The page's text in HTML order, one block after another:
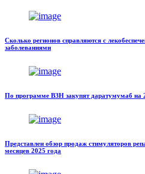
Сколько регионов справляются с
заболеваниями
По программе ВЗН закупят даратумумаб на
Представлен обзор продаж стимуляторов
месяцев 2025 года